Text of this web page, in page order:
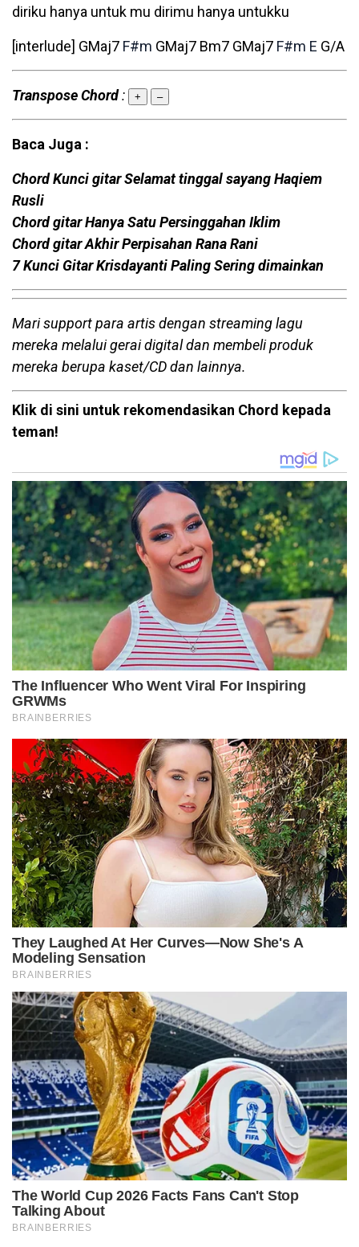
diriku hanya untuk mu dirimu hanya untukku
[interlude] GMaj7 F#m GMaj7 Bm7 GMaj7 F#m E G/A
Transpose Chord: + –
Baca Juga :
Chord Kunci gitar Selamat tinggal sayang Haqiem
Rusli
Chord gitar Hanya Satu Persinggahan Iklim
Chord gitar Akhir Perpisahan Rana Rani
7 Kunci Gitar Krisdayanti Paling Sering dimainkan
Mari support para artis dengan streaming lagu
mereka melalui gerai digital dan membeli produk
mereka berupa kaset/CD dan lainnya.
Klik di sini untuk rekomendasikan Chord kepada
teman!